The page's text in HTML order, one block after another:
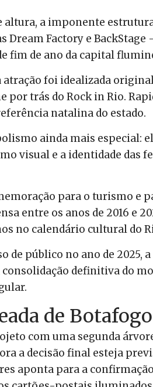
altura, a imponente
Dream Factory e
fim de ano da capital
atração foi idealizada
por trás do Rock in Rio.
natalina do estado.
ainda mais especial:
visual e a identidade das
para o turismo e
entre os anos de 2016 e
no calendário cultural do
de público no ano de 2025,
definitiva do
de Botafogo
com uma segunda
a decisão final esteja
aponta para a